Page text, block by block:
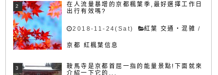
在人流量暴增的京都楓葉季,最好選擇工作日
出行有效嗎?
2018-11-24(Sat) 紅葉 交通・混雑 /
京都 紅楓葉信息
鞍馬寺是京都首屈一指的能量景點!下面就來
介紹一下它的...